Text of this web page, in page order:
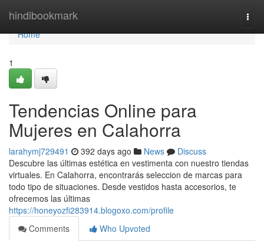
hindibookmark
Home
Home
1
Tendencias Online para
Mujeres en Calahorra
larahymj729491 392 days ago News
Discuss
Descubre las últimas estética en vestimenta con nuestro tiendas
virtuales. En Calahorra, encontrarás seleccion de marcas para
todo tipo de situaciones. Desde vestidos hasta accesorios, te
ofrecemos las últimas
https://honeyozfi283914.blogoxo.com/profile
Comments
Who Upvoted